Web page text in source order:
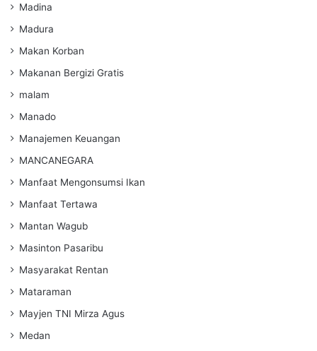
Madina
Madura
Makan Korban
Makanan Bergizi Gratis
malam
Manado
Manajemen Keuangan
MANCANEGARA
Manfaat Mengonsumsi Ikan
Manfaat Tertawa
Mantan Wagub
Masinton Pasaribu
Masyarakat Rentan
Mataraman
Mayjen TNI Mirza Agus
Medan